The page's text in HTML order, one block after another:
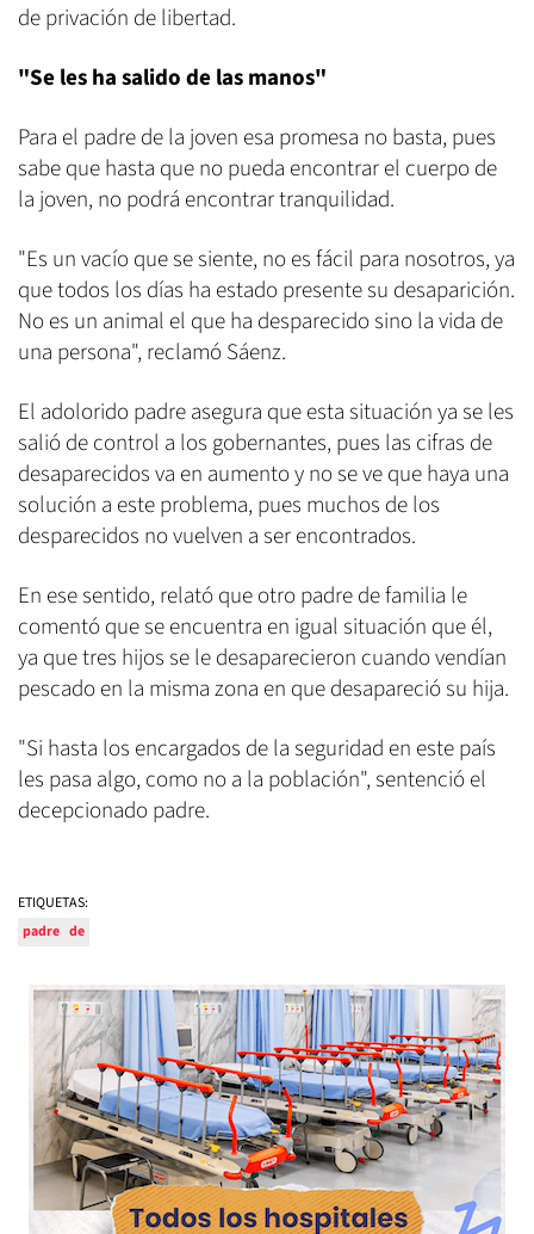
de privación de libertad.
"Se les ha salido de las manos"
Para el padre de la joven esa promesa no basta, pues
sabe que hasta que no pueda encontrar el cuerpo de
la joven, no podrá encontrar tranquilidad.
"Es un vacío que se siente, no es fácil para nosotros, ya
que todos los días ha estado presente su desaparición.
No es un animal el que ha desparecido sino la vida de
una persona", reclamó Sáenz.
El adolorido padre asegura que esta situación ya se les
salió de control a los gobernantes, pues las cifras de
desaparecidos va en aumento y no se ve que haya una
solución a este problema, pues muchos de los
desparecidos no vuelven a ser encontrados.
En ese sentido, relató que otro padre de familia le
comentó que se encuentra en igual situación que él,
ya que tres hijos se le desaparecieron cuando vendían
pescado en la misma zona en que desapareció su hija.
"Si hasta los encargados de la seguridad en este país
les pasa algo, como no a la población", sentenció el
decepcionado padre.
ETIQUETAS:
padre de